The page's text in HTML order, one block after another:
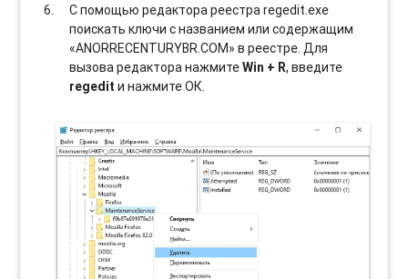
С помощью редактора реестра regedit.exe
поискать ключи с названием или содержащим
«ANORRECENTURYBR.COM» в реестре. Для
вызова редактора нажмитеWin + R, введите
regedit и нажмите ОК.